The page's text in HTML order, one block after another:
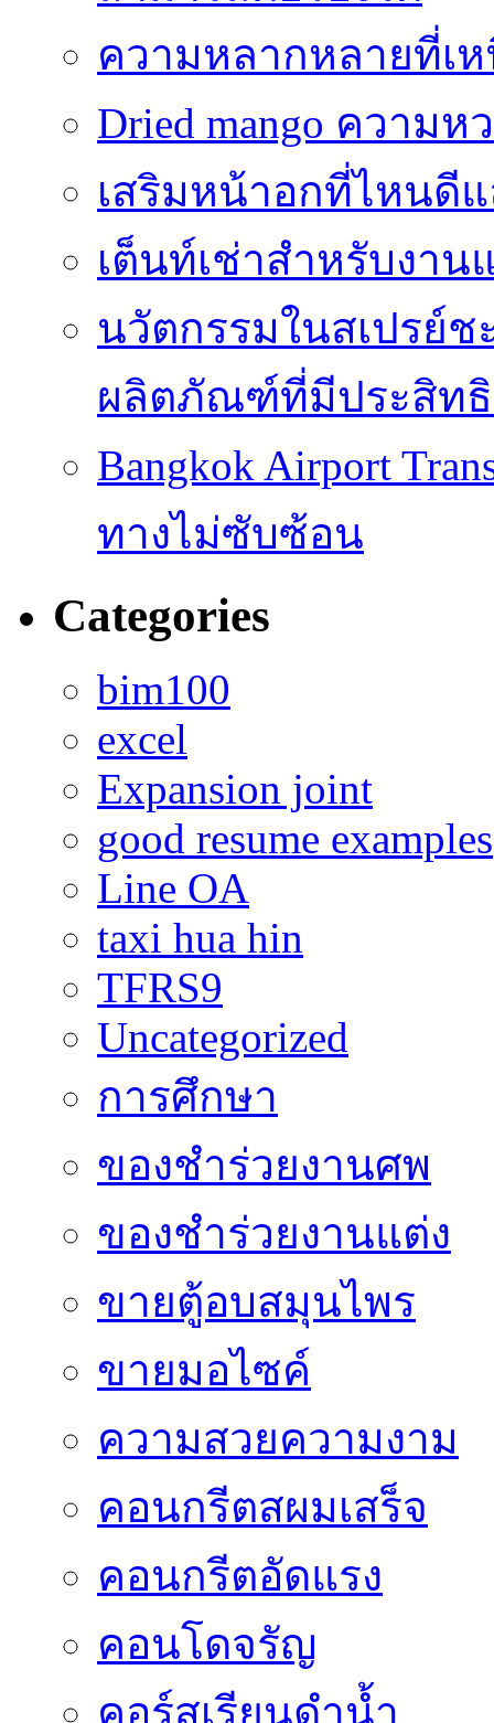
ความหลากหลายที่เ
Dried mango ความ
เสริมหน้าอกที่ไหนดี
เต็นท์เช่าสำหรับงาน
นวัตกรรมในสเปรย์
ผลิตภัณฑ์ที่มีประสิท
Bangkok Airport
ทางไม่ซับซ้อน
Categories
bim100
excel
Expansion joint
good resume examples
Line OA
taxi hua hin
TFRS9
Uncategorized
การศึกษา
ของชำร่วยงานศพ
ของชำร่วยงานแต่ง
ขายตู้อบสมุนไพร
ขายมอไซค์
ความสวยความงาม
คอนกรีตสผมเสร็จ
คอนกรีตอัดแรง
คอนโดจรัญ
คอร์สเรียนดำน้ำ